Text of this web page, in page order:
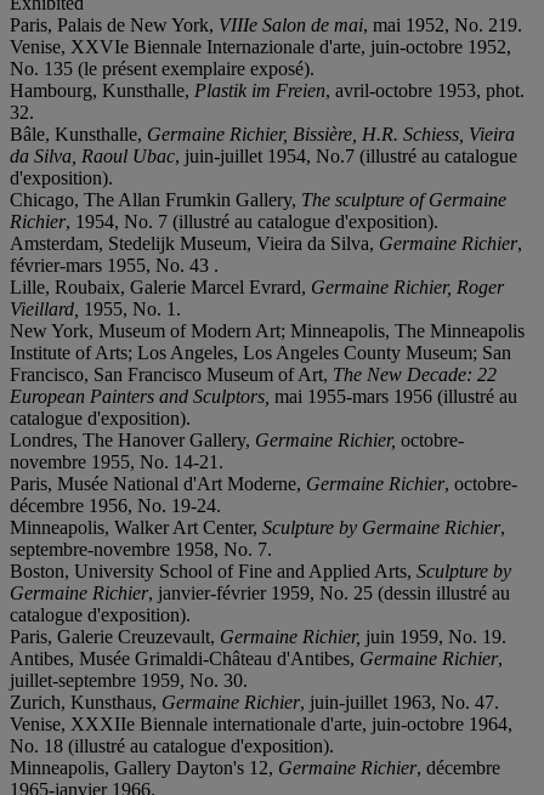
Paris, Palais de New York, VIIIe Salon de mai, mai 1952, No. 219.
Venise, XXVIe Biennale Internazionale d'arte, juin-octobre 1952,
No. 135 (le présent exemplaire exposé).
Hambourg, Kunsthalle, Plastik im Freien, avril-octobre 1953, phot.
32.
Bâle, Kunsthalle, Germaine Richier, Bissière, H.R. Schiess, Vieira
da Silva, Raoul Ubac, juin-juillet 1954, No.7 (illustré au catalogue
d'exposition).
Chicago, The Allan Frumkin Gallery, The sculpture of Germaine
Richier, 1954, No. 7 (illustré au catalogue d'exposition).
Amsterdam, Stedelijk Museum, Vieira da Silva, Germaine Richier,
février-mars 1955, No. 43 .
Lille, Roubaix, Galerie Marcel Evrard, Germaine Richier, Roger
Vieillard, 1955, No. 1.
New York, Museum of Modern Art; Minneapolis, The Minneapolis
Institute of Arts; Los Angeles, Los Angeles County Museum; San
Francisco, San Francisco Museum of Art, The New Decade: 22
European Painters and Sculptors, mai 1955-mars 1956 (illustré au
catalogue d'exposition).
Londres, The Hanover Gallery, Germaine Richier, octobre-
novembre 1955, No. 14-21.
Paris, Musée National d'Art Moderne, Germaine Richier, octobre-
décembre 1956, No. 19-24.
Minneapolis, Walker Art Center, Sculpture by Germaine Richier,
septembre-novembre 1958, No. 7.
Boston, University School of Fine and Applied Arts, Sculpture by
Germaine Richier, janvier-février 1959, No. 25 (dessin illustré au
catalogue d'exposition).
Paris, Galerie Creuzevault, Germaine Richier, juin 1959, No. 19.
Antibes, Musée Grimaldi-Château d'Antibes, Germaine Richier,
juillet-septembre 1959, No. 30.
Zurich, Kunsthaus, Germaine Richier, juin-juillet 1963, No. 47.
Venise, XXXIIe Biennale internationale d'arte, juin-octobre 1964,
No. 18 (illustré au catalogue d'exposition).
Minneapolis, Gallery Dayton's 12, Germaine Richier, décembre
1965-janvier 1966.